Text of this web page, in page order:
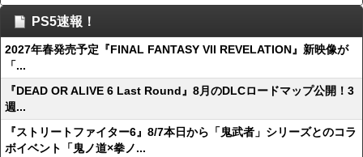
PS5速報！
2027年春発売予定『FINAL FANTASY VII REVELATION』新映像が
「...
『DEAD OR ALIVE 6 Last Round』8月のDLCロードマップ公開！3
週...
『ストリートファイター6』8/7本日から「鬼武者」シリーズとのコラ
ボイベント「鬼ノ道×拳ノ...